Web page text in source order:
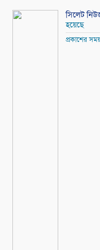
সিলেট
হয়েছে
প্রকাশের